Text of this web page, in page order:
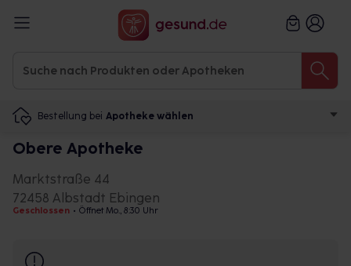
Bestellung bei Apotheke wählen
Obere Apotheke
Marktstraße 44
72458 Albstadt Ebingen
Geschlossen • Öffnet Mo., 8:30 Uhr